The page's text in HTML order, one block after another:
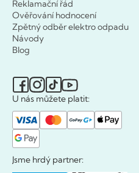
Reklamační řád
Ověřování hodnocení
Zpětný odběr elektro odpadu
Návody
Blog
U nás můžete platit:
Jsme hrdý partner: